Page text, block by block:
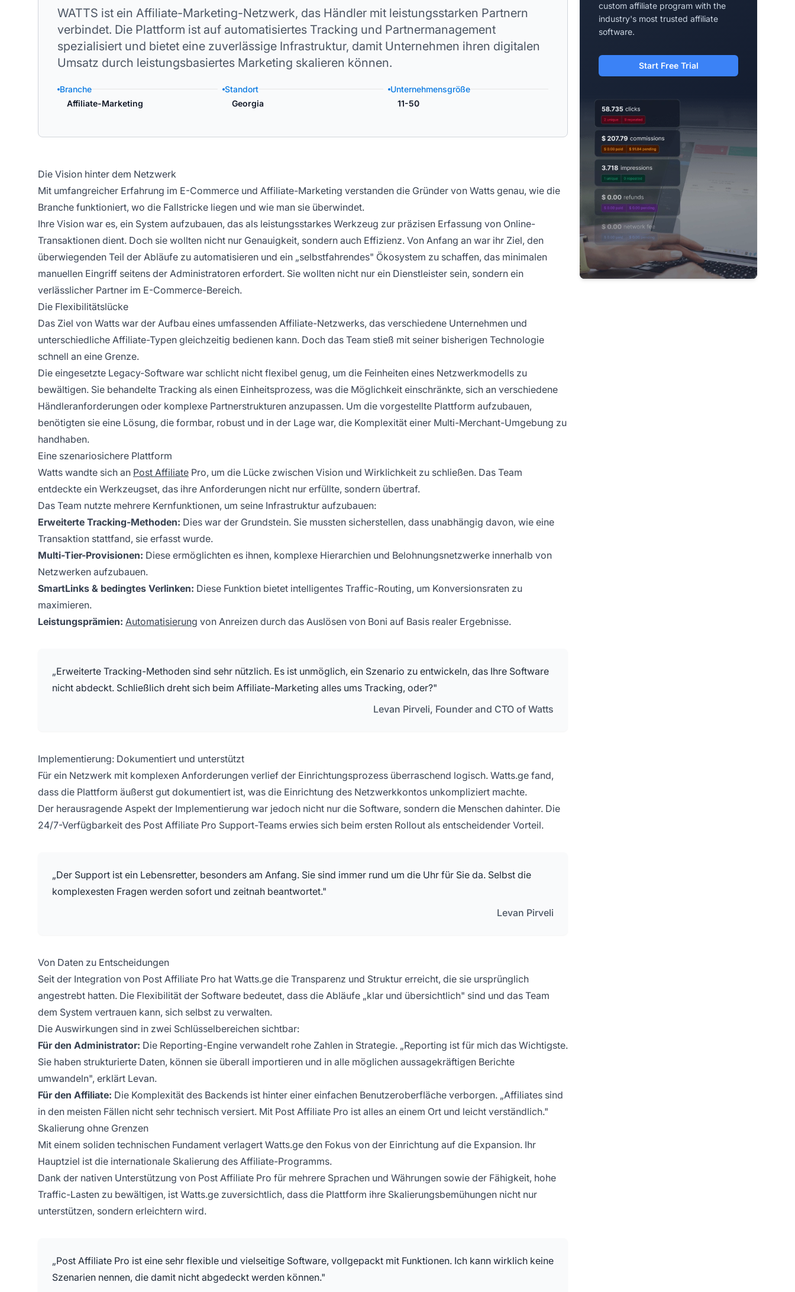
WATTS ist ein Affiliate-Marketing-Netzwerk, das Händler mit leistungsstarken Partnern
verbindet. Die Plattform ist auf automatisiertes Tracking und Partnermanagement
spezialisiert und bietet eine zuverlässige Infrastruktur, damit Unternehmen ihren digitalen
Umsatz durch leistungsbasiertes Marketing skalieren können.
Branche
Affiliate-Marketing
Standort
Georgia
Unternehmensgröße
11-50
Die Vision hinter dem Netzwerk
Mit umfangreicher Erfahrung im E-Commerce und Affiliate-Marketing verstanden die Gründer von Watts genau, wie die
Branche funktioniert, wo die Fallstricke liegen und wie man sie überwindet.
Ihre Vision war es, ein System aufzubauen, das als leistungsstarkes Werkzeug zur präzisen Erfassung von Online-
Transaktionen dient. Doch sie wollten nicht nur Genauigkeit, sondern auch Effizienz. Von Anfang an war ihr Ziel, den
überwiegenden Teil der Abläufe zu automatisieren und ein „selbstfahrendes" Ökosystem zu schaffen, das minimalen
manuellen Eingriff seitens der Administratoren erfordert. Sie wollten nicht nur ein Dienstleister sein, sondern ein
verlässlicher Partner im E-Commerce-Bereich.
Die Flexibilitätslücke
Das Ziel von Watts war der Aufbau eines umfassenden Affiliate-Netzwerks, das verschiedene Unternehmen und
unterschiedliche Affiliate-Typen gleichzeitig bedienen kann. Doch das Team stieß mit seiner bisherigen Technologie
schnell an eine Grenze.
Die eingesetzte Legacy-Software war schlicht nicht flexibel genug, um die Feinheiten eines Netzwerkmodells zu
bewältigen. Sie behandelte Tracking als einen Einheitsprozess, was die Möglichkeit einschränkte, sich an verschiedene
Händleranforderungen oder komplexe Partnerstrukturen anzupassen. Um die vorgestellte Plattform aufzubauen,
benötigten sie eine Lösung, die formbar, robust und in der Lage war, die Komplexität einer Multi-Merchant-Umgebung zu
handhaben.
Eine szenariosichere Plattform
Watts wandte sich an Post Affiliate Pro, um die Lücke zwischen Vision und Wirklichkeit zu schließen. Das Team
entdeckte ein Werkzeugset, das ihre Anforderungen nicht nur erfüllte, sondern übertraf.
Das Team nutzte mehrere Kernfunktionen, um seine Infrastruktur aufzubauen:
Erweiterte Tracking-Methoden: Dies war der Grundstein. Sie mussten sicherstellen, dass unabhängig davon, wie eine
Transaktion stattfand, sie erfasst wurde.
Multi-Tier-Provisionen: Diese ermöglichten es ihnen, komplexe Hierarchien und Belohnungsnetzwerke innerhalb von
Netzwerken aufzubauen.
SmartLinks & bedingtes Verlinken: Diese Funktion bietet intelligentes Traffic-Routing, um Konversionsraten zu
maximieren.
Leistungsprämien: Automatisierung von Anreizen durch das Auslösen von Boni auf Basis realer Ergebnisse.
„Erweiterte Tracking-Methoden sind sehr nützlich. Es ist unmöglich, ein Szenario zu entwickeln, das Ihre Software
nicht abdeckt. Schließlich dreht sich beim Affiliate-Marketing alles ums Tracking, oder?"
Levan Pirveli, Founder and CTO of Watts
Implementierung: Dokumentiert und unterstützt
Für ein Netzwerk mit komplexen Anforderungen verlief der Einrichtungsprozess überraschend logisch. Watts.ge fand,
dass die Plattform äußerst gut dokumentiert ist, was die Einrichtung des Netzwerkkontos unkompliziert machte.
Der herausragende Aspekt der Implementierung war jedoch nicht nur die Software, sondern die Menschen dahinter. Die
24/7-Verfügbarkeit des Post Affiliate Pro Support-Teams erwies sich beim ersten Rollout als entscheidender Vorteil.
„Der Support ist ein Lebensretter, besonders am Anfang. Sie sind immer rund um die Uhr für Sie da. Selbst die
komplexesten Fragen werden sofort und zeitnah beantwortet."
Levan Pirveli
Von Daten zu Entscheidungen
Seit der Integration von Post Affiliate Pro hat Watts.ge die Transparenz und Struktur erreicht, die sie ursprünglich
angestrebt hatten. Die Flexibilität der Software bedeutet, dass die Abläufe „klar und übersichtlich" sind und das Team
dem System vertrauen kann, sich selbst zu verwalten.
Die Auswirkungen sind in zwei Schlüsselbereichen sichtbar:
Für den Administrator: Die Reporting-Engine verwandelt rohe Zahlen in Strategie. „Reporting ist für mich das Wichtigste.
Sie haben strukturierte Daten, können sie überall importieren und in alle möglichen aussagekräftigen Berichte
umwandeln", erklärt Levan.
Für den Affiliate: Die Komplexität des Backends ist hinter einer einfachen Benutzeroberfläche verborgen. „Affiliates sind
in den meisten Fällen nicht sehr technisch versiert. Mit Post Affiliate Pro ist alles an einem Ort und leicht verständlich."
Skalierung ohne Grenzen
Mit einem soliden technischen Fundament verlagert Watts.ge den Fokus von der Einrichtung auf die Expansion. Ihr
Hauptziel ist die internationale Skalierung des Affiliate-Programms.
Dank der nativen Unterstützung von Post Affiliate Pro für mehrere Sprachen und Währungen sowie der Fähigkeit, hohe
Traffic-Lasten zu bewältigen, ist Watts.ge zuversichtlich, dass die Plattform ihre Skalierungsbemühungen nicht nur
unterstützen, sondern erleichtern wird.
„Post Affiliate Pro ist eine sehr flexible und vielseitige Software, vollgepackt mit Funktionen. Ich kann wirklich keine
Szenarien nennen, die damit nicht abgedeckt werden können."
custom affiliate program with the
industry's most trusted affiliate
software.
Start Free Trial